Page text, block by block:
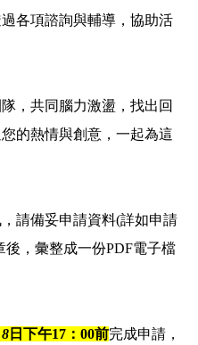
各項諮詢與輔導，協助活
，共同腦力激盪，找出回
的熱情與創意，一起為這
請備妥申請資料(詳如申請
，彙整成一份PDF電子檔
8 日下午17 ： 00前完成申請，